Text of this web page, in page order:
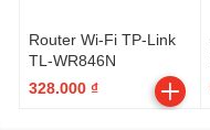
Router Wi-Fi TP-Link
TL-WR846N
328.000 ₫